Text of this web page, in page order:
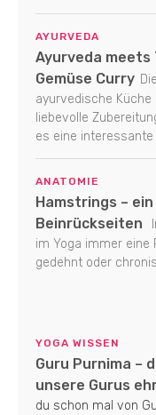
AYURVEDA
Ayurveda meets
Gemüse Curry
ayurvedische
liebevolle
es eine interessante
ANATOMIE
Hamstrings –
Beinrückseiten
im Yoga immer eine
gedehnt oder
YOGA WISSEN
Guru Purnima –
unsere Gurus
du schon mal von